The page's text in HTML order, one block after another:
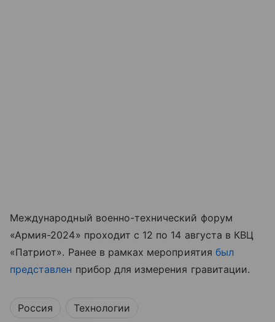
Международный военно-технический форум
«Армия-2024» проходит с 12 по 14 августа в КВЦ
«Патриот». Ранее в рамках мероприятия был
представлен прибор для измерения гравитации.
Россия Технологии